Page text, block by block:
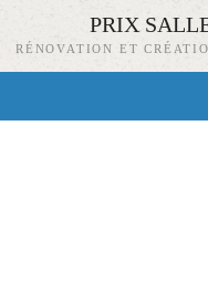
PRIX
RÉNOVATION ET